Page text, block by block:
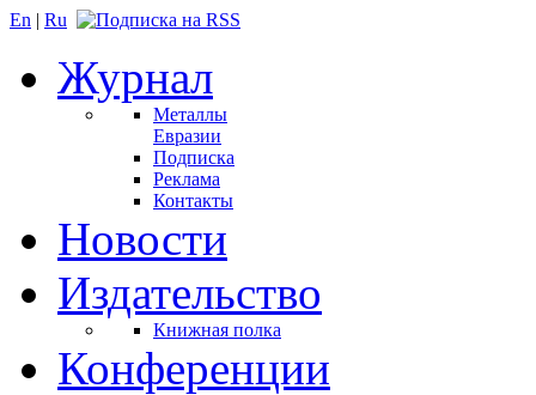
En | Ru
Журнал
Металлы
Евразии
Подписка
Реклама
Контакты
Новости
Издательство
Книжная полка
Конференции